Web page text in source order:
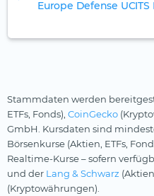
Europe Defense UCITS
Stammdaten werden
ETFs, Fonds), CoinGecko
GmbH. Kursdaten sind
Börsenkurse (Aktien, ETFs,
Realtime-Kurse – sofern
und der Lang & Schwarz
(Kryptowährungen).